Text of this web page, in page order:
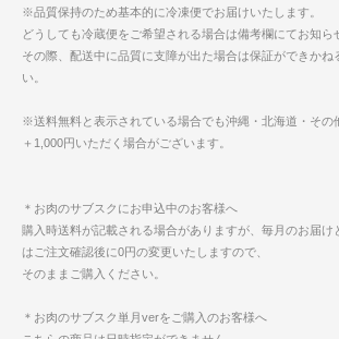
※品質保持のため基本的に冷凍便でお届けいたします。
どうしても冷蔵便をご希望される場合は備考欄にてお知ら
その際、配送中に品質に支障が出た場合は保証ができかね
い。
※送料無料と表示されている場合でも沖縄・北海道・その
＋1,000円いただく場合がございます。
＊お肉のサブスクにお申込中のお客様へ
購入時送料が記載される場合がありますが、毎月のお届け
はご注文確認後に0円の変更いたしますので、
そのままご購入ください。
＊お肉のサブスク単月verをご購入のお客様へ